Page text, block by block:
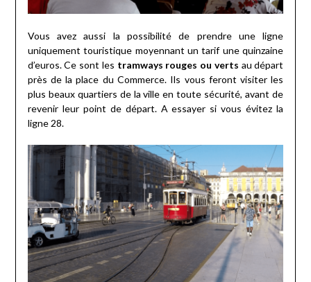
Vous avez aussi la possibilité de prendre une ligne
uniquement touristique moyennant un tarif une quinzaine
d’euros. Ce sont les tramways rouges ou verts au départ
près de la place du Commerce. Ils vous feront visiter les
plus beaux quartiers de la ville en toute sécurité, avant de
revenir leur point de départ. A essayer si vous évitez la
ligne 28.